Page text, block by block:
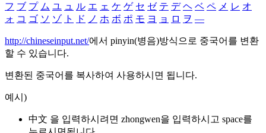
フ ブ プ ム ユ ュ ル エ ェ ケ ゲ セ ゼ テ デ ヘ ベ ペ メ レ オ
ォ コ ゴ ソ ゾ ト ド ノ ホ ボ ポ モ ヨ ョ ロ ヲ ―
http://chineseinput.net/에서 pinyin(병음)방식으로 중국어를 변환
할 수 있습니다.
변환된 중국어를 복사하여 사용하시면 됩니다.
예시)
中文 을 입력하시려면 zhongwen을 입력하시고 space를